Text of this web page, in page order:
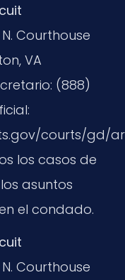
N. Courthouse
VA
(888)
courts/gd/
los casos de
asuntos
el condado.
N. Courthouse